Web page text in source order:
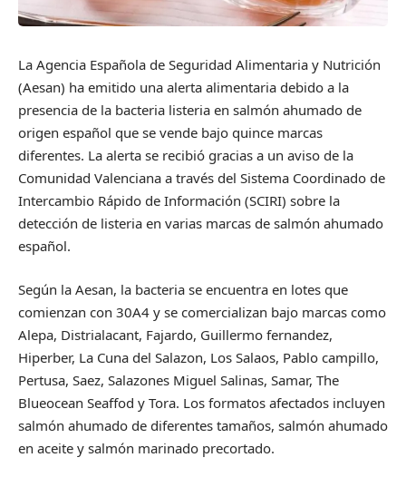
La Agencia Española de Seguridad Alimentaria y Nutrición
(Aesan) ha emitido una alerta alimentaria debido a la
presencia de la bacteria listeria en salmón ahumado de
origen español que se vende bajo quince marcas
diferentes. La alerta se recibió gracias a un aviso de la
Comunidad Valenciana a través del Sistema Coordinado de
Intercambio Rápido de Información (SCIRI) sobre la
detección de listeria en varias marcas de salmón ahumado
español.
Según la Aesan, la bacteria se encuentra en lotes que
comienzan con 30A4 y se comercializan bajo marcas como
Alepa, Distrialacant, Fajardo, Guillermo fernandez,
Hiperber, La Cuna del Salazon, Los Salaos, Pablo campillo,
Pertusa, Saez, Salazones Miguel Salinas, Samar, The
Blueocean Seaffod y Tora. Los formatos afectados incluyen
salmón ahumado de diferentes tamaños, salmón ahumado
en aceite y salmón marinado precortado.